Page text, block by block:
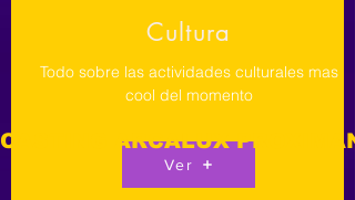
Cultura
Todo sobre las actividades culturales mas
cool del momento
Ver
CASTING ARCALUX